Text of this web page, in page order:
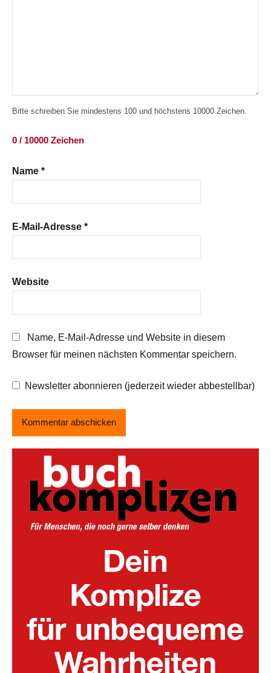
Bitte schreiben Sie mindestens 100 und höchstens 10000 Zeichen.
0 / 10000 Zeichen
Name *
E-Mail-Adresse *
Website
Name, E-Mail-Adresse und Website in diesem
Browser für meinen nächsten Kommentar speichern.
Newsletter abonnieren (jederzeit wieder abbestellbar)